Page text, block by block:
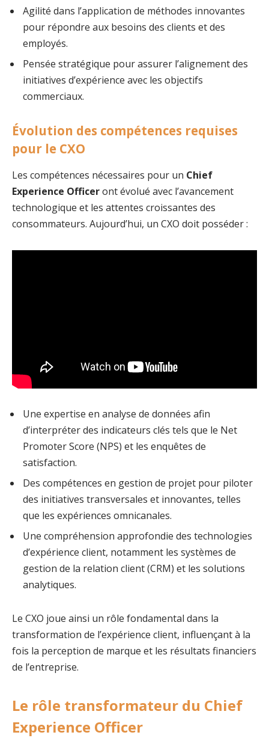
Agilité dans l’application de méthodes innovantes
pour répondre aux besoins des clients et des
employés.
Pensée stratégique pour assurer l’alignement des
initiatives d’expérience avec les objectifs
commerciaux.
Évolution des compétences requises
pour le CXO
Les compétences nécessaires pour un Chief
Experience Officeront évolué avec l’avancement
technologique et les attentes croissantes des
consommateurs. Aujourd’hui, un CXO doit posséder :
Une expertise en analyse de données afin
d’interpréter des indicateurs clés tels que le Net
Promoter Score (NPS) et les enquêtes de
satisfaction.
Des compétences en gestion de projet pour piloter
des initiatives transversales et innovantes, telles
que les expériences omnicanales.
Une compréhension approfondie des technologies
d’expérience client, notamment les systèmes de
gestion de la relation client (CRM) et les solutions
analytiques.
Le CXO joue ainsi un rôle fondamental dans la
transformation de l’expérience client, influençant à la
fois la perception de marque et les résultats financiers
de l’entreprise.
Le rôle transformateur du Chief
Experience Officer